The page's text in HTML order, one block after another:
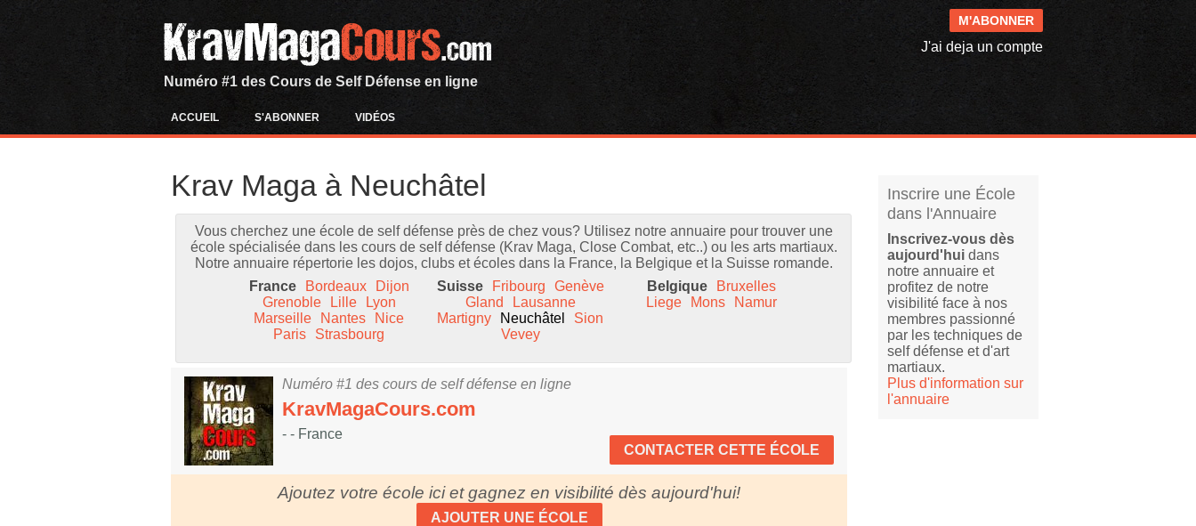
Numéro #1 des Cours de Self Défense en ligne
M'ABONNER
J'ai deja un compte
ACCUEIL S'ABONNER VIDÉOS
Krav Maga à Neuchâtel
Vous cherchez une école de self défense près de chez vous? Utilisez notre annuaire pour trouver une
école spécialisée dans les cours de self défense (Krav Maga, Close Combat, etc..) ou les arts martiaux.
Notre annuaire répertorie les dojos, clubs et écoles dans la France, la Belgique et la Suisse romande.
France
Bordeaux
Dijon
Grenoble
Lille
Lyon
Marseille
Nantes
Nice
Paris
Strasbourg
Suisse Fribourg
Genève
Gland
Lausanne
Martigny
Neuchâtel
Sion
Vevey
Belgique
Bruxelles
Liege
Mons Namur
Numéro #1 des cours de self défense en ligne
KravMagaCours.com
- - France
CONTACTER CETTE ÉCOLE
Ajoutez votre école ici et gagnez en visibilité dès aujourd'hui!
AJOUTER UNE ÉCOLE
Inscrire une École
dans l'Annuaire
Inscrivez-vous dès
aujourd'hui dans
notre annuaire et
profitez de notre
visibilité face à nos
membres passionné
par les techniques de
self défense et d'art
martiaux.
Plus d'information sur
l'annuaire